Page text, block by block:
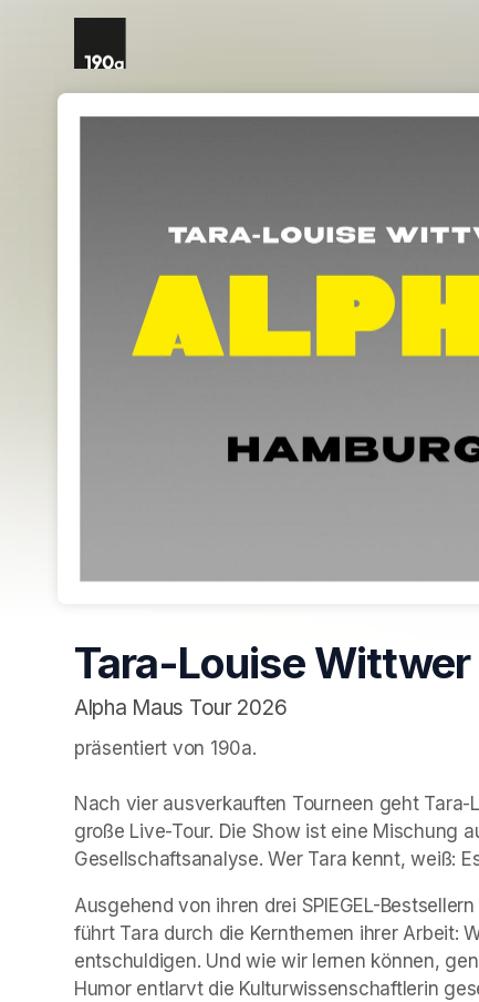
Skip header
Tara-Louise
Alpha Maus Tour 2026
präsentiert von 190a.
Nach vier ausverkauften Tourneen geht
große Live-Tour. Die Show ist eine Mischung
Gesellschaftsanalyse. Wer Tara kennt, weiß:
Ausgehend von ihren drei SPIEGEL-
führt Tara durch die Kernthemen ihrer Arbeit:
entschuldigen. Und wie wir lernen können,
Humor entlarvt die Kulturwissenschaftlerin